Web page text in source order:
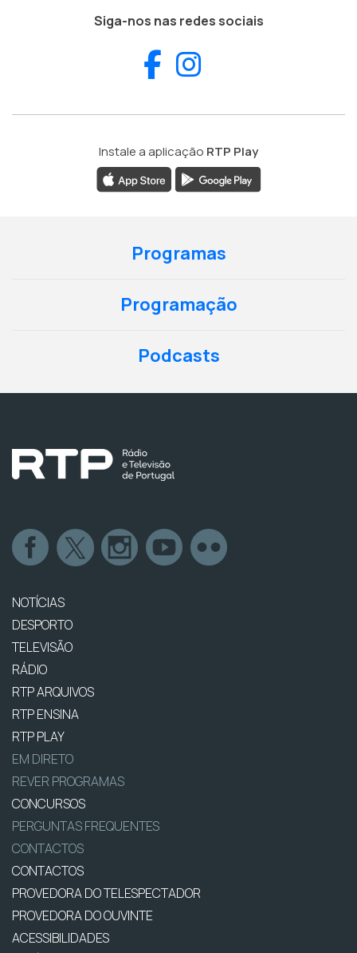
Siga-nos nas redes sociais
Facebook
Instale a aplicação RTP Play
Programas
Programação
Podcasts
NOTÍCIAS
DESPORTO
TELEVISÃO
RÁDIO
RTP ARQUIVOS
RTP ENSINA
RTP PLAY
EM DIRETO
REVER PROGRAMAS
CONCURSOS
PERGUNTAS FREQUENTES
CONTACTOS
CONTACTOS
PROVEDORA DO TELESPECTADOR
PROVEDORA DO OUVINTE
ACESSIBILIDADES